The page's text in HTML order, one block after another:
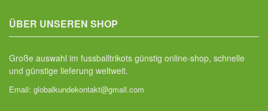
ÜBER UNSEREN SHOP
Große auswahl im fussballtrikots günstig online-shop, schnelle
und günstige lieferung weltweit.
Email: globalkundekontakt@gmail.com